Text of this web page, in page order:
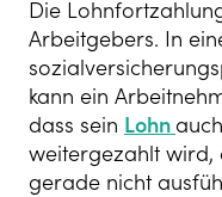
Die
Arbeitgebers. In
kann ein
dass sein Lohn
weitergezahlt wird,
gerade nicht